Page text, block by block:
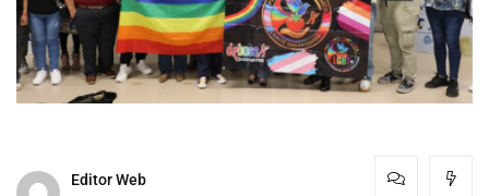
Editor Web